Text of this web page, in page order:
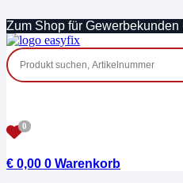
Inhalt
springen
Zum Shop für
0
€ 0,00 0 Warenkorb